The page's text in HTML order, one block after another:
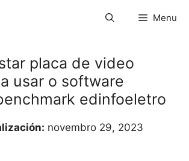
Menu
placa de video
usar o software
edinfoeletro
novembro 29, 2023